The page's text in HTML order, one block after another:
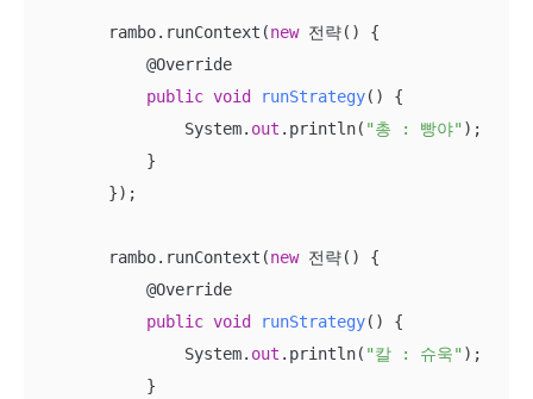
        rambo.runContext(
new 전략() {
            @Override
public void runStrategy( )
{
                System.
out .println( "총 : 빵야" );
            }
        });
        rambo.runContext(
new 전략() {
            @Override
public void runStrategy( )
{
                System.
out .println( "칼 : 슈욱" );
            }